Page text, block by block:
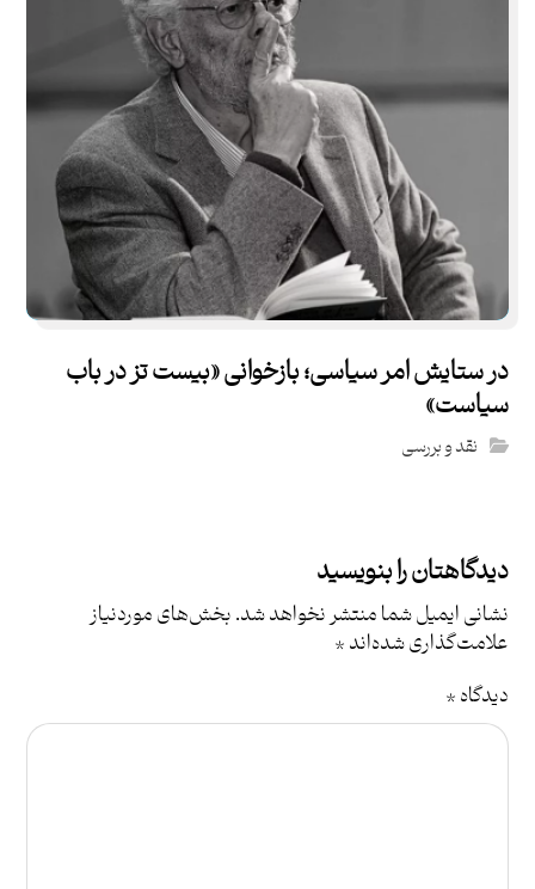
در ستایش امر سیاسی؛ بازخوانی «بیست تز در باب
سیاست»
نقد و بررسی
دیدگاهتان را بنویسید
نشانی ایمیل شما منتشر نخواهد شد.بخش‌های موردنیاز
علامت‌گذاری شده‌اند*
دیدگاه*